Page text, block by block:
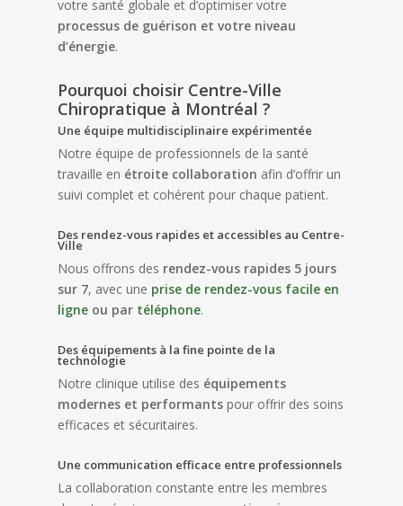
votre santé globale et d’optimiser votre
processus de guérison et votre niveau
d’énergie.
Pourquoi choisir Centre-Ville
Chiropratique à Montréal ?
Une équipe multidisciplinaire expérimentée
Notre équipe de professionnels de la santé
travaille en étroite collaboration afin d’offrir un
suivi complet et cohérent pour chaque patient.
Des rendez-vous rapides et accessibles au Centre-
Ville
Nous offrons des rendez-vous rapides 5 jours
sur 7, avec une prise de rendez-vous facile en
ligne ou par téléphone.
Des équipements à la fine pointe de la
technologie
Notre clinique utilise des équipements
modernes et performants pour offrir des soins
efficaces et sécuritaires.
Une communication efficace entre professionnels
La collaboration constante entre les membres